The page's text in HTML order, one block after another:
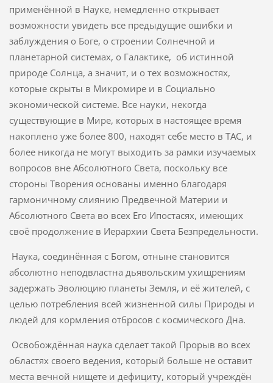
применённой в Науке, немедленно открывает
возможности увидеть все предыдущие ошибки и
заблуждения о Боге, о строении Солнечной и
планетарной системах, о Галактике, об истинной
природе Солнца, а значит, и о тех возможностях,
которые скрыты в Микромире и в Социально
экономической системе. Все науки, некогда
существующие в Мире, которых в настоящее время
накоплено уже более 800, находят себе место в ТАС, и
более никогда не могут выходить за рамки изучаемых
вопросов вне Абсолютного Света, поскольку все
стороны Творения основаны именно благодаря
гармоничному слиянию Предвечной Материи и
Абсолютного Света во всех Его Ипостасях, имеющих
своё продолжение в Иерархии Света Безпредельности.
Наука, соединённая с Богом, отныне становится
абсолютно неподвластна дьявольским ухищрениям
задержать Эволюцию планеты Земля, и её жителей, с
целью потребления всей жизненной силы Природы и
людей для кормления отбросов с космического Дна.
Освобождённая наука сделает такой Прорыв во всех
областях своего ведения, который больше не оставит
места вечной нищете и дефициту, который учреждён